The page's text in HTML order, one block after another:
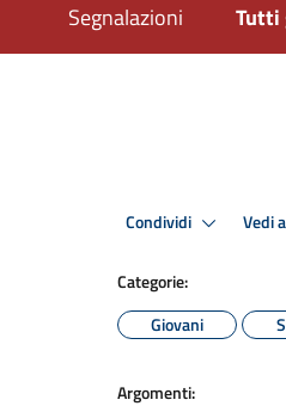
Segnalazioni Tutti
Condividi Vedi
Categorie:
Giovani
Argomenti: